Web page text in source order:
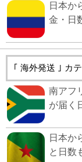
日本か
金・日
｢ 海外発送 ｣ カ
南アフ
が届く
日本か
と日数